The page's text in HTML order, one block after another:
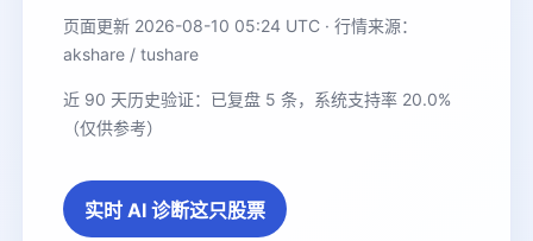
页面更新 2026-08-10 05:24 UTC · 行情来源：
akshare / tushare
近 90 天历史验证：已复盘 5 条，系统支持率 20.0%
（仅供参考）
实时 AI 诊断这只股票